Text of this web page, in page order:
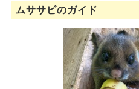
ムササビのガイド